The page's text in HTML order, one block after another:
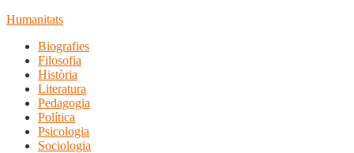
Humanitats
Biografies
Filosofia
Història
Literatura
Pedagogia
Política
Psicologia
Sociologia